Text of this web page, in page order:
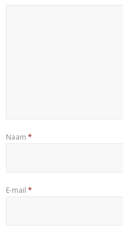
Naam *
E-mail *